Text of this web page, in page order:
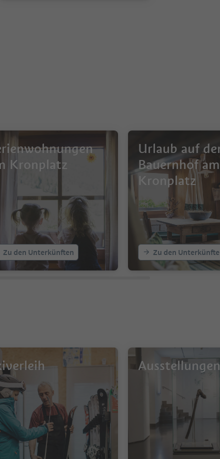
Kronplatz
Zu den Unterkünften
Urlaub auf
Bauernhof am
Kronplatz
Zu den
Ausstellungen